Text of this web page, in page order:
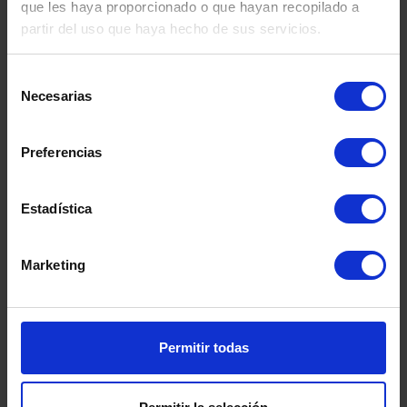
que les haya proporcionado o que hayan recopilado a
partir del uso que haya hecho de sus servicios.
Necesarias
Preferencias
Estadística
Marketing
Permitir todas
Se entiende que el proceso terapéutico es dinámico, y
que por tanto, los requerimientos asistenciales de
contención serán distintos a lo largo del mismo. Es
por este motivo que esta red está en constante
terapéutico que sigue cada individuo, evitando sobre
todo los tiempos de espera entre recursos factor
programación terapéutica, evitando tiempos y
demoras innecesarias, en recursos inadecuados, evita
+información
Nuestros Centros especializados en